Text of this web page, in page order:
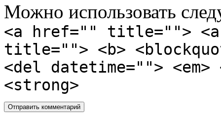
Можно использовать
<a href="" title="">
title=""> <b>
<del datetime="">
<strong>